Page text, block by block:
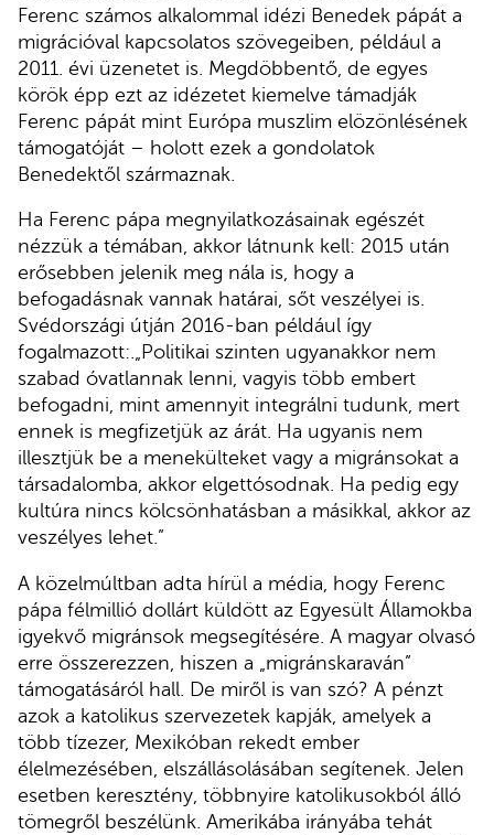
Ferenc számos alkalommal idézi Benedek pápát a
migrációval kapcsolatos szövegeiben, például a
2011. évi üzenetet is. Megdöbbentő, de egyes
körök épp ezt az idézetet kiemelve támadják
Ferenc pápát mint Európa muszlim elözönlésének
támogatóját – holott ezek a gondolatok
Benedektől származnak.
Ha Ferenc pápa megnyilatkozásainak egészét
nézzük a témában, akkor látnunk kell: 2015 után
erősebben jelenik meg nála is, hogy a
befogadásnak vannak határai, sőt veszélyei is.
Svédországi útján 2016-ban például így
fogalmazott:.„Politikai szinten ugyanakkor nem
szabad óvatlannak lenni, vagyis több embert
befogadni, mint amennyit integrálni tudunk, mert
ennek is megfizetjük az árát. Ha ugyanis nem
illesztjük be a menekülteket vagy a migránsokat a
társadalomba, akkor elgettósodnak. Ha pedig egy
kultúra nincs kölcsönhatásban a másikkal, akkor az
veszélyes lehet.”
A közelmúltban adta hírül a média, hogy Ferenc
pápa félmillió dollárt küldött az Egyesült Államokba
igyekvő migránsok megsegítésére. A magyar olvasó
erre összerezzen, hiszen a „migránskaraván”
támogatásáról hall. De miről is van szó? A pénzt
azok a katolikus szervezetek kapják, amelyek a
több tízezer, Mexikóban rekedt ember
élelmezésében, elszállásolásában segítenek. Jelen
esetben keresztény, többnyire katolikusokból álló
tömegről beszélünk. Amerikába irányába tehát